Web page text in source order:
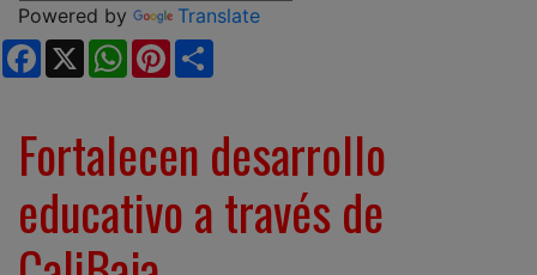
Powered by
Translate
Facebook
X WhatsApp
Pinterest
Fortalecen desarrollo
educativo a través de